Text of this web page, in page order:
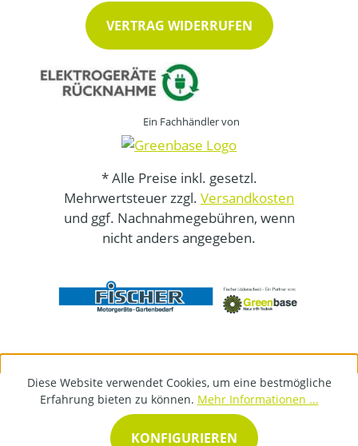
VERTRAG WIDERRUFEN
Ein Fachhändler von
* Alle Preise inkl. gesetzl.
Mehrwertsteuer zzgl. Versandkosten
und ggf. Nachnahmegebühren, wenn
nicht anders angegeben.
Diese Website verwendet Cookies, um eine bestmögliche
Erfahrung bieten zu können. Mehr Informationen ...
KONFIGURIEREN